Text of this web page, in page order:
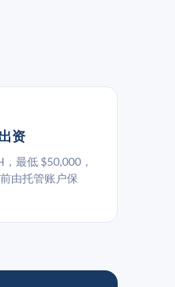
资
最低 $50,000，
由托管账户保